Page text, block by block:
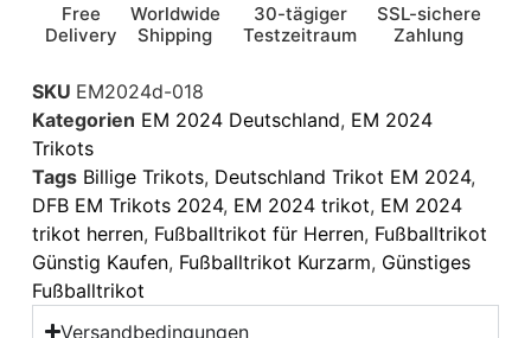
Free
Delivery
Worldwide
Shipping
30-tägiger
Testzeitraum
SSL-sichere
Zahlung
SKU EM2024d-018
Kategorien EM 2024 Deutschland, EM 2024
Trikots
Tags Billige Trikots, Deutschland Trikot EM 2024,
DFB EM Trikots 2024, EM 2024 trikot, EM 2024
trikot herren, Fußballtrikot für Herren, Fußballtrikot
Günstig Kaufen, Fußballtrikot Kurzarm, Günstiges
Fußballtrikot
Versandbedingungen